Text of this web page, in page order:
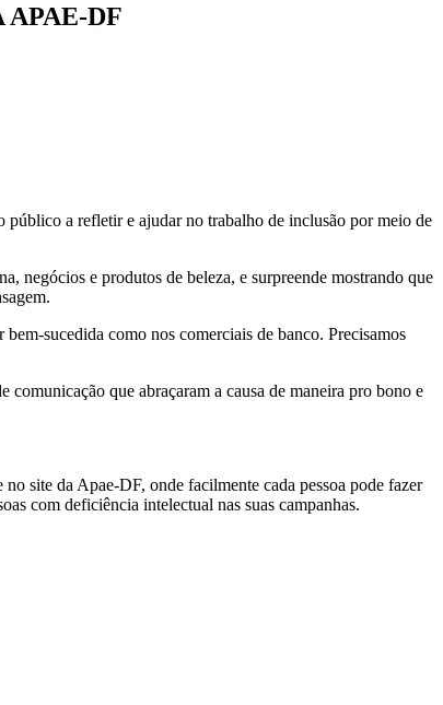
APAE-DF
público a refletir e ajudar no trabalho de inclusão por meio de
negócios e produtos de beleza, e surpreende mostrando que
sucedida como nos comerciais de banco. Precisamos
que abraçaram a causa de maneira pro bono e
site da Apae-DF, onde facilmente cada pessoa pode fazer
com deficiência intelectual nas suas campanhas.